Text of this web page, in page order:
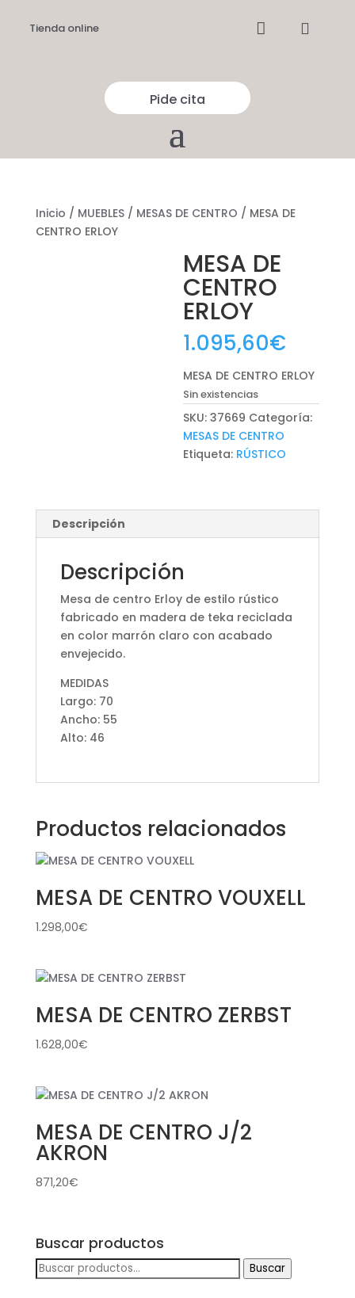
Tienda online  
Pide cita
Inicio / MUEBLES/ MESAS DE CENTRO / MESA DE
CENTRO ERLOY
MESA DE
CENTRO
ERLOY
1.095,60€
MESA DE CENTRO ERLOY
Sin existencias
SKU:37669 Categoría:
MESAS DE CENTRO
Etiqueta: RÚSTICO
Descripción
Descripción
Mesa de centro Erloy de estilo rústico
fabricado en madera de teka reciclada
en color marrón claro con acabado
envejecido.
MEDIDAS
Largo: 70
Ancho: 55
Alto: 46
Productos relacionados
MESA DE CENTRO VOUXELL
1.298,00€
MESA DE CENTRO ZERBST
1.628,00€
MESA DE CENTRO J/2
AKRON
871,20€
Buscar productos
Buscar
por:
Buscar